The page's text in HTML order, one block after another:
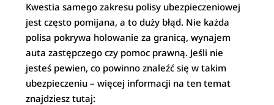
Kwestia samego zakresu polisy ubezpieczeniowej
jest często pomijana, a to duży błąd. Nie każda
polisa pokrywa holowanie za granicą, wynajem
auta zastępczego czy pomoc prawną. Jeśli nie
jesteś pewien, co powinno znaleźć się w takim
ubezpieczeniu – więcej informacji na ten temat
znajdziesz tutaj: